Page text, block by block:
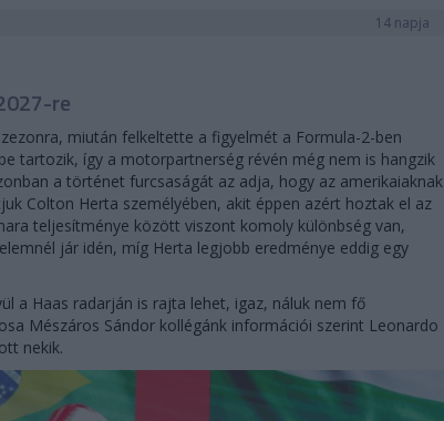
14 napja
re
miután felkeltette a figyelmét a Formula-2-ben
tartozik, így a motorpartnerség révén még nem is hangzik
a történet furcsaságát az adja, hogy az amerikaiaknak
Colton Herta személyében, akit éppen azért hoztak el az
teljesítménye között viszont komoly különbség van,
jár idén, míg Herta legjobb eredménye eddig egy
a Haas radarján is rajta lehet, igaz, náluk nem fő
Mészáros Sándor kollégánk információi szerint Leonardo
nekik.